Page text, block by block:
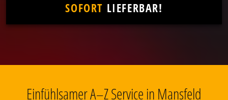
SOFORT LIEFERBAR!
Einfühlsamer A–Z Service in Mansfeld